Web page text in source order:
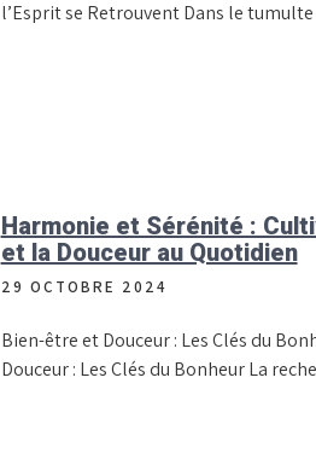
l’Esprit se Retrouvent Dans le
Harmonie et Sérénité :
et la Douceur au Quotidien
29 OCTOBRE 2024
Bien-être et Douceur : Les Clés du
Douceur : Les Clés du Bonheur La